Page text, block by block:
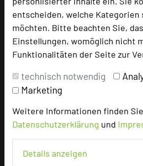
entscheiden, welche Kategorien
möchten. Bitte beachten Sie,
Einstellungen, womöglich nicht
Funktionalitäten der Seite zur
technisch notwendig
Marketing
Weitere Informationen finden
Datenschutzerklärung und
Details anzeigen
+49 711 18572-0
Homepage
zur Tagungsanfrage
Bewertung
Tagungsplaner